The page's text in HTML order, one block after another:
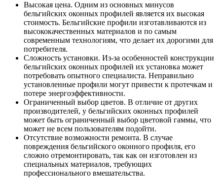
Высокая цена. Одним из основных минусов
бельгийских оконных профилей является их высокая
стоимость. Бельгийские профили изготавливаются из
высококачественных материалов и по самым
современным технологиям, что делает их дорогими для
потребителя.
Сложность установки. Из-за особенностей конструкции
бельгийских оконных профилей их установка может
потребовать опытного специалиста. Неправильно
установленные профили могут привести к протечкам и
потере энергоэффективности.
Ограниченный выбор цветов. В отличие от других
производителей, у бельгийских оконных профилей
может быть ограниченный выбор цветовой гаммы, что
может не всем пользователям подойти.
Отсутствие возможности ремонта. В случае
повреждения бельгийского оконного профиля, его
сложно отремонтировать, так как он изготовлен из
специальных материалов, требующих
профессионального вмешательства.